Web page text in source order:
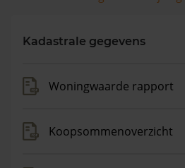
vraagprijs is €619.083. In de
Kadastrale gegevens
Woningwaarde rapport
Koopsommenoverzicht